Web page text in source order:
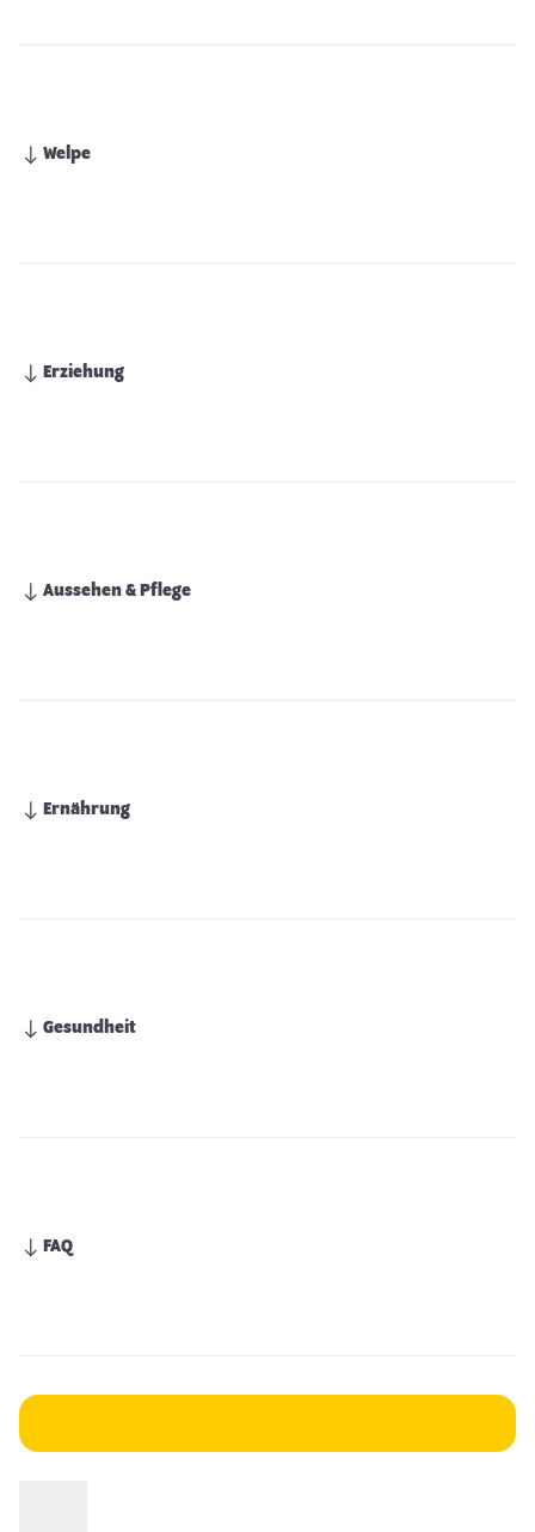
Welpe
Erziehung
Aussehen & Pflege
Ernährung
Gesundheit
FAQ